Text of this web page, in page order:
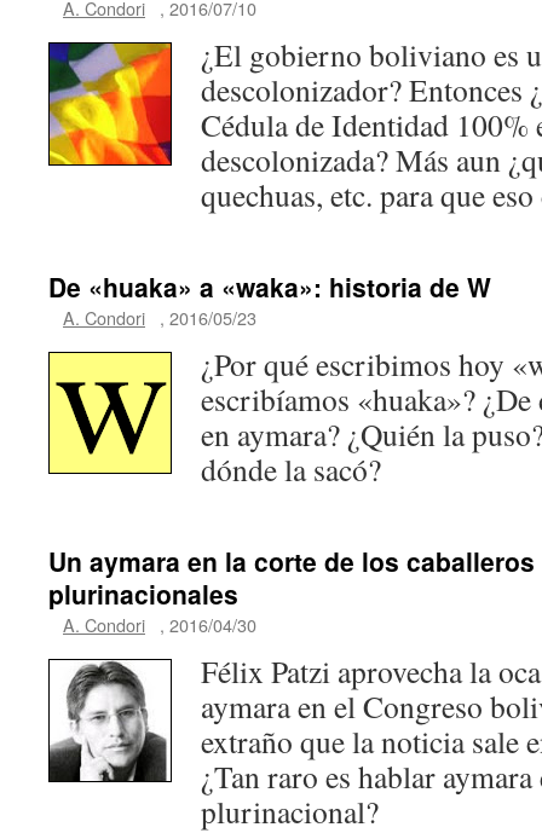
A. Condori , 2016/07/10
¿El gobierno boliviano es
descolonizador? Entonces
Cédula de Identidad 100%
descolonizada? Más aun
quechuas, etc. para que
De «huaka» a «waka»: historia de W
A. Condori , 2016/05/23
¿Por qué escribimos hoy
escribíamos «huaka»?
en aymara? ¿Quién la
dónde la sacó?
Un aymara en la corte de los caballeros
plurinacionales
A. Condori , 2016/04/30
Félix Patzi aprovecha la
aymara en el Congreso
extraño que la noticia sale
¿Tan raro es hablar
plurinacional?